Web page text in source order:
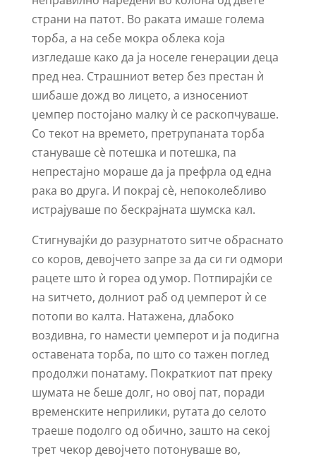
страни на патот. Во раката имаше голема
торба, а на себе мокра облека која
изгледаше како да ја носеле генерации деца
пред неа. Страшниот ветер без престан ѝ
шибаше дожд во лицето, а износениот
џемпер постојано малку ѝ се раскопчуваше.
Со текот на времето, претрупаната торба
стануваше сѐ потешка и потешка, па
непрестајно мораше да ја префрла од една
рака во друга. И покрај сѐ, непоколебливо
истрајуваше по бескрајната шумска кал.
Стигнувајќи до разурнатото ѕитче обраснато
со коров, девојчето запре за да си ги одмори
рацете што ѝ гореа од умор. Потпирајќи се
на ѕитчето, долниот раб од џемперот ѝ се
потопи во калта. Натажена, длабоко
воздивна, го намести џемперот и ја подигна
оставената торба, по што со тажен поглед
продолжи понатаму. Пократкиот пат преку
шумата не беше долг, но овој пат, поради
временските неприлики, рутата до селото
траеше подолго од обично, зашто на секој
трет чекор девојчето потонуваше во,